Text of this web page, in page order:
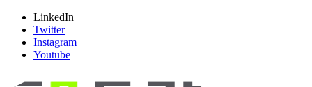
LinkedIn
Twitter
Instagram
Youtube